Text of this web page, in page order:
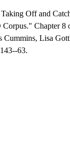
Off and
Corpus." Chapter 8
Cummins, Lisa
63.